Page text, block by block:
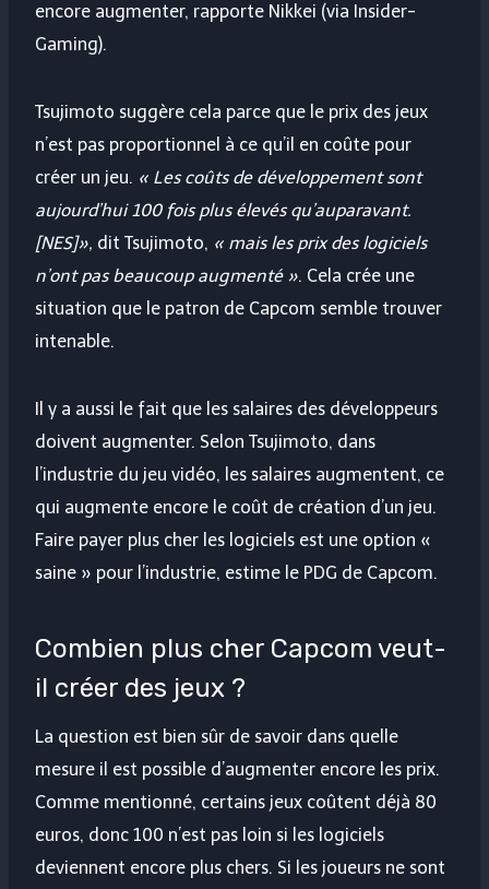
encore augmenter, rapporte Nikkei (via Insider-
Gaming).
Tsujimoto suggère cela parce que le prix des jeux
n’est pas proportionnel à ce qu’il en coûte pour
créer un jeu. « Les coûts de développement sont
aujourd’hui 100 fois plus élevés qu’auparavant.
[NES]», dit Tsujimoto, « mais les prix des logiciels
n’ont pas beaucoup augmenté ». Cela crée une
situation que le patron de Capcom semble trouver
intenable.
Il y a aussi le fait que les salaires des développeurs
doivent augmenter. Selon Tsujimoto, dans
l’industrie du jeu vidéo, les salaires augmentent, ce
qui augmente encore le coût de création d’un jeu.
Faire payer plus cher les logiciels est une option «
saine » pour l’industrie, estime le PDG de Capcom.
Combien plus cher Capcom veut-
il créer des jeux ?
La question est bien sûr de savoir dans quelle
mesure il est possible d’augmenter encore les prix.
Comme mentionné, certains jeux coûtent déjà 80
euros, donc 100 n’est pas loin si les logiciels
deviennent encore plus chers. Si les joueurs ne sont